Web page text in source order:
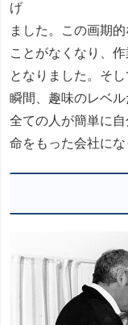
げ
ました。この画期
ことがなくなり、
となりました。そ
瞬間、趣味のレベ
全ての人が簡単に
命をもった会社にな